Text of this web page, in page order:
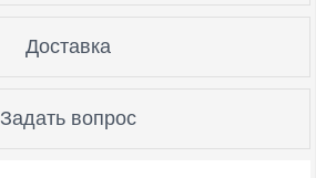
Доставка
Задать вопрос